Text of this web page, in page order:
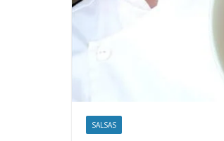
SALSAS